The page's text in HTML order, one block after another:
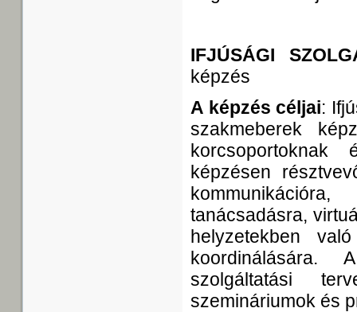
IFJÚSÁGI
képzés
A képzés céljai:
szakmeberek
korcsoportoknak
képzésen
tanácsadásra,
helyzetekben
koordinálására.
szolgáltatási
szemináriumok és